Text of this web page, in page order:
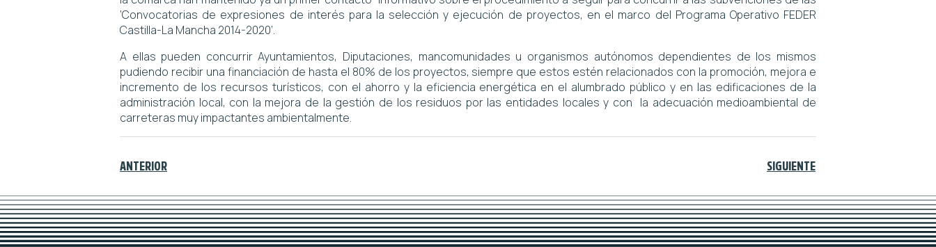
‘Convocatorias de expresiones de interés para la selección y ejecución de proyectos, en el marco del Programa Operativo FEDER
Castilla-La Mancha 2014-2020’.
A ellas pueden concurrir Ayuntamientos, Diputaciones, mancomunidades u organismos autónomos dependientes de los mismos
pudiendo recibir una financiación de hasta el 80% de los proyectos, siempre que estos estén relacionados con la promoción, mejora e
incremento de los recursos turísticos, con el ahorro y la eficiencia energética en el alumbrado público y en las edificaciones de la
administración local, con la mejora de la gestión de los residuos por las entidades locales y con la adecuación medioambiental de
carreteras muy impactantes ambientalmente.
ANTERIOR SIGUIENTE